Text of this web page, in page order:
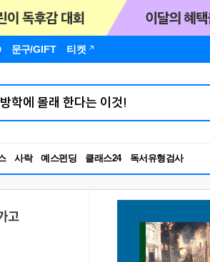
문구/GIFT 티켓
사락 예스펀딩 클래스24 독서유형검사